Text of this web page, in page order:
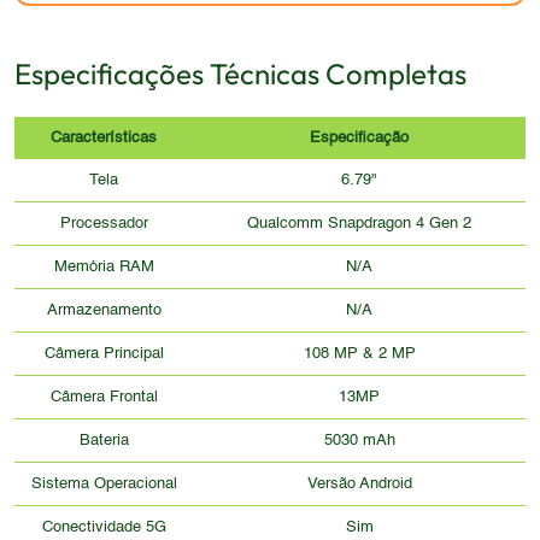
Especificações Técnicas Completas
Características Especificação
Tela 6.79"
Processador Qualcomm Snapdragon 4 Gen 2
Memória RAM N/A
Armazenamento N/A
Câmera Principal 108 MP & 2 MP
Câmera Frontal 13MP
Bateria 5030 mAh
Sistema Operacional Versão Android
Conectividade 5G Sim